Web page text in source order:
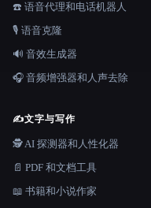
☎️ 语音代理和电话机器人
🎙️ 语音克隆
🔊 音效生成器
🎧 音频增强器和人声去除
✍️文字与写作
🕵️ AI 探测器和人性化器
📄 PDF 和文档工具
📖 书籍和小说作家